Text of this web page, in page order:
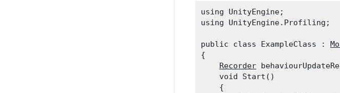
using UnityEngine;
using UnityEngine.Profiling;
public class ExampleClass :
{
Recorder
    void Start()
    {